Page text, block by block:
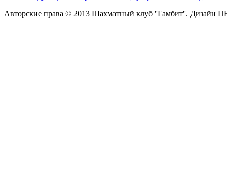
Авторские права © 2013 Шахматный клуб ''Гамбит''. Дизайн